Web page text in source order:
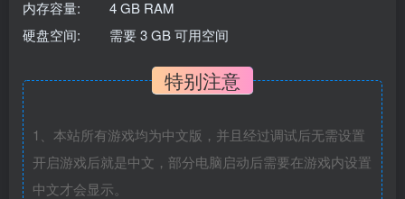
内存容量: 4 GB RAM
硬盘空间: 需要 3 GB 可用空间
特别注意
1、本站所有游戏均为中文版，并且经过调试后无需设置
开启游戏后就是中文，部分电脑启动后需要在游戏内设置
中文才会显示。